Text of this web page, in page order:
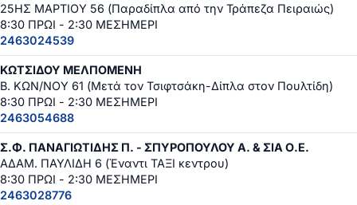
25ΗΣ ΜΑΡΤΙΟΥ 56 (Παραδίπλα από την Τράπεζα Πειραιώς)
8:30 ΠΡΩΙ - 2:30 ΜΕΣΗΜΕΡΙ
2463024539
ΚΩΤΣΙΔΟΥ ΜΕΛΠΟΜΕΝΗ
Β. ΚΩΝ/ΝΟΥ 61 (Μετά τον Τσιφτσάκη-Δίπλα στον Πουλτίδη)
8:30 ΠΡΩΙ - 2:30 ΜΕΣΗΜΕΡΙ
2463054688
Σ.Φ. ΠΑΝΑΓΙΩΤΙΔΗΣ Π. - ΣΠΥΡΟΠΟΥΛΟΥ Α. & ΣΙΑ Ο.Ε.
ΑΔΑΜ. ΠΑΥΛΙΔΗ 6 (Έναντι ΤΑΞΙ κεντρου)
8:30 ΠΡΩΙ - 2:30 ΜΕΣΗΜΕΡΙ
2463028776